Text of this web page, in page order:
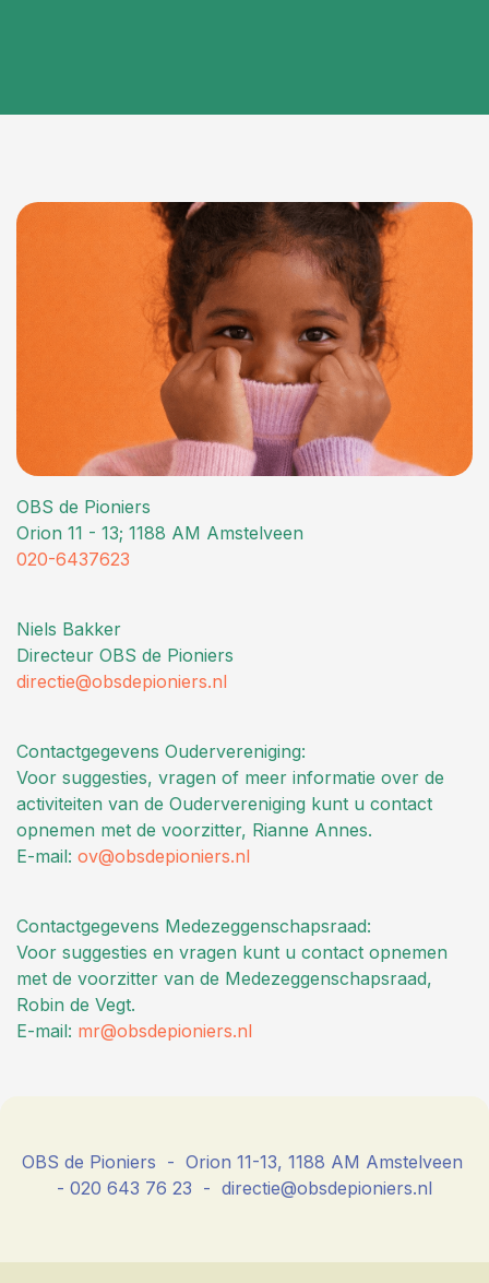
OBS de Pioniers
Orion 11 - 13; 1188 AM Amstelveen
020-6437623
Niels Bakker
Directeur OBS de Pioniers
directie@obsdepioniers.nl
Contactgegevens Oudervereniging:
Voor suggesties, vragen of meer informatie over de
activiteiten van de Oudervereniging kunt u contact
opnemen met de voorzitter, Rianne Annes.
E-mail: ov@obsdepioniers.nl
Contactgegevens Medezeggenschapsraad:
Voor suggesties en vragen kunt u contact opnemen
met de voorzitter van de Medezeggenschapsraad,
Robin de Vegt.
E-mail: mr@obsdepioniers.nl
OBS de Pioniers - Orion 11-13, 1188 AM Amstelveen
- 020 643 76 23 - directie@obsdepioniers.nl